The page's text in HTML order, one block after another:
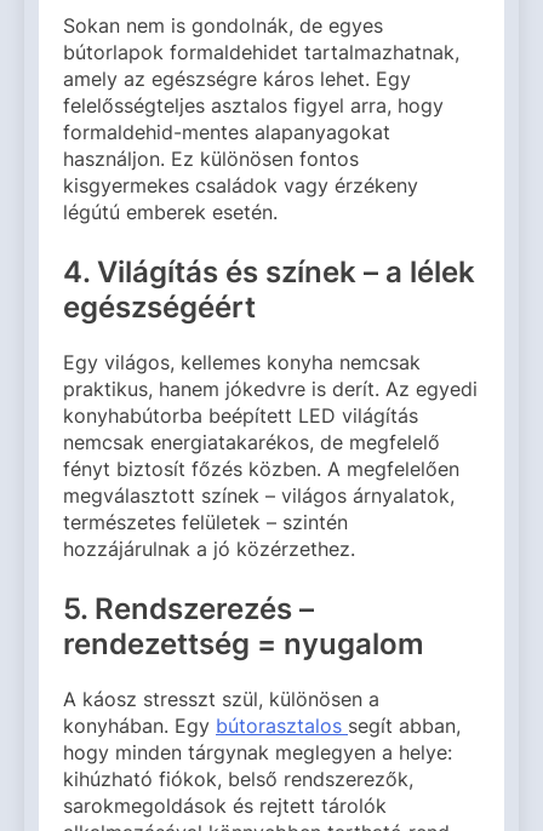
Sokan nem is gondolnák, de egyes
bútorlapok formaldehidet tartalmazhatnak,
amely az egészségre káros lehet. Egy
felelősségteljes asztalos figyel arra, hogy
formaldehid-mentes alapanyagokat
használjon. Ez különösen fontos
kisgyermekes családok vagy érzékeny
légútú emberek esetén.
4. Világítás és színek – a lélek
egészségéért
Egy világos, kellemes konyha nemcsak
praktikus, hanem jókedvre is derít. Az egyedi
konyhabútorba beépített LED világítás
nemcsak energiatakarékos, de megfelelő
fényt biztosít főzés közben. A megfelelően
megválasztott színek – világos árnyalatok,
természetes felületek – szintén
hozzájárulnak a jó közérzethez.
5. Rendszerezés –
rendezettség = nyugalom
A káosz stresszt szül, különösen a
konyhában. Egy bútorasztalos segít abban,
hogy minden tárgynak meglegyen a helye:
kihúzható fiókok, belső rendszerezők,
sarokmegoldások és rejtett tárolók